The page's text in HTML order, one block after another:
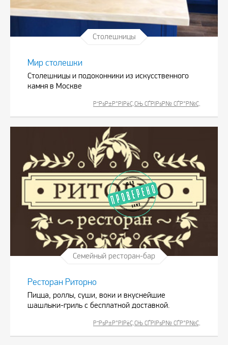
Столешницы
Мир столешки
Столешницы и подоконники из искусственного
камня в Москве
Р”РѕР±Р°РІРёС‚СЊ СЃРІРѕР№ СЃР°Р№С‚
Семейный ресторан-бар
Ресторан Риторно
Пицца, роллы, суши, воки и вкуснейшие
шашлыки-гриль с бесплатной доставкой.
Р”РѕР±Р°РІРёС‚СЊ СЃРІРѕР№ СЃР°Р№С‚